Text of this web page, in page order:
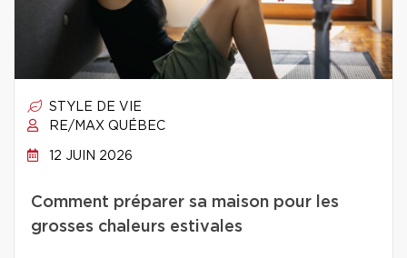
STYLE DE VIE
RE/MAX QUÉBEC
12 JUIN 2026
Comment préparer sa maison pour les
grosses chaleurs estivales